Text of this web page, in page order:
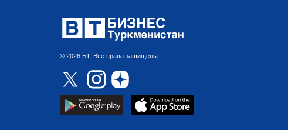
© 2026 БТ. Все права защищены.